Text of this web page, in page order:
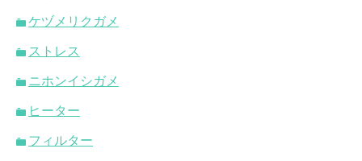
ケヅメリクガメ
ストレス
ニホンイシガメ
ヒーター
フィルター